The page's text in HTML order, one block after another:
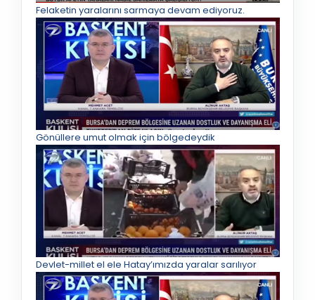
Felaketin yaralarını sarmaya devam ediyoruz.
Gönüllere umut olmak için bölgedeydik
Devlet-millet el ele Hatay’ımızda yaralar sarılıyor